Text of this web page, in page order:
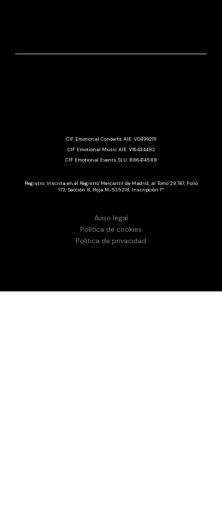
CIF Emotional Concerts AIE: V04992111
CIF Emotional Music AIE: V16434482
CIF Emotional Events SLU: B86414588
Registro: Inscrita en el Registro Mercantil de Madrid, al Tomo 29.747, Folio
172, Sección 8, Hoja M-535218, Inscripción 1ª
Aviso legal
Política de cookies
Política de privacidad